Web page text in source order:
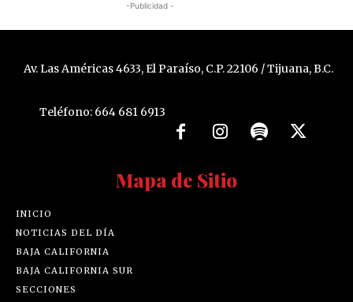
-Publicidad -
Av. Las Américas 4633, El Paraíso, C.P. 22106 / Tijuana, B.C.
Teléfono: 664 681 6913
Mapa de Sitio
INICIO
NOTICIAS DEL DÍA
BAJA CALIFORNIA
BAJA CALIFORNIA SUR
SECCIONES